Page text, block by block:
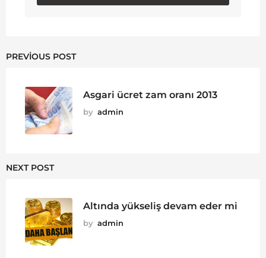
PREVIOUS POST
Asgari ücret zam oranı 2013
by admin
NEXT POST
Altında yükseliş devam eder mi
by admin